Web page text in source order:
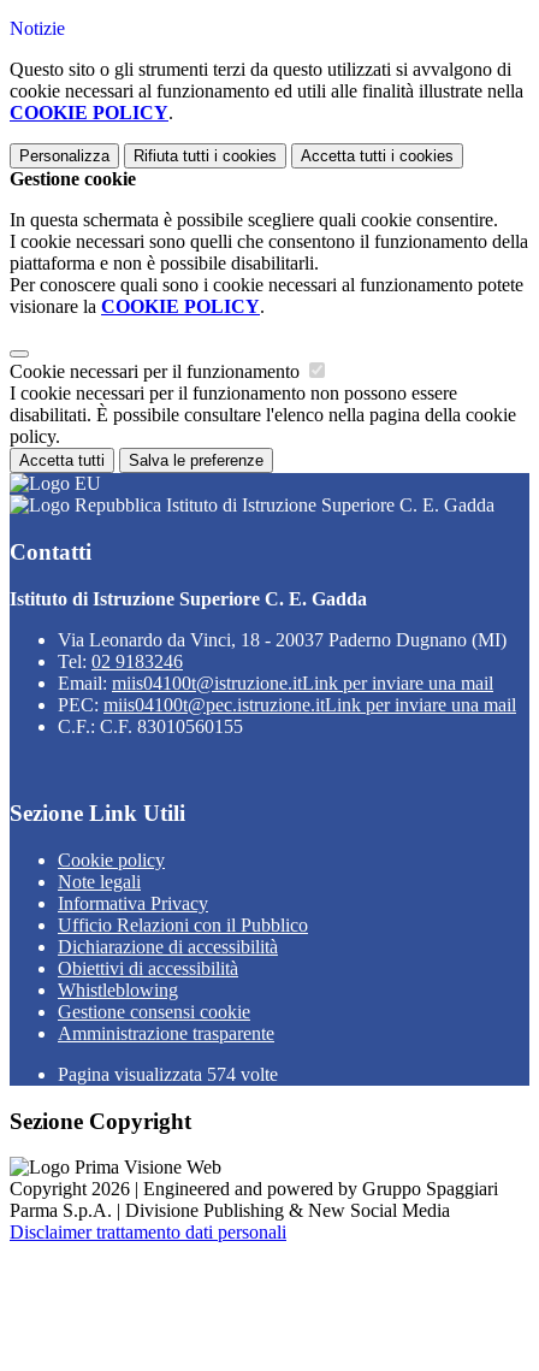
Notizie
Questo sito o gli strumenti terzi da questo utilizzati si avvalgono di
cookie necessari al funzionamento ed utili alle finalità illustrate nella
COOKIE POLICY.
Personalizza Rifiuta tutti i cookies Accetta tutti i cookies
Gestione cookie
In questa schermata è possibile scegliere quali cookie consentire.
I cookie necessari sono quelli che consentono il funzionamento della
piattaforma e non è possibile disabilitarli.
Per conoscere quali sono i cookie necessari al funzionamento potete
visionare la COOKIE POLICY.
Cookie necessari per il funzionamento
I cookie necessari per il funzionamento non possono essere
disabilitati. È possibile consultare l'elenco nella pagina della cookie
policy.
Accetta tutti Salva le preferenze
Istituto di Istruzione Superiore C. E. Gadda
Contatti
Istituto di Istruzione Superiore C. E. Gadda
Via Leonardo da Vinci, 18 - 20037 Paderno Dugnano (MI)
Tel: 02 9183246
Email: miis04100t@istruzione.itLink per inviare una mail
PEC: miis04100t@pec.istruzione.itLink per inviare una mail
C.F.: C.F. 83010560155
Sezione Link Utili
Cookie policy
Note legali
Informativa Privacy
Ufficio Relazioni con il Pubblico
Dichiarazione di accessibilità
Obiettivi di accessibilità
Whistleblowing
Gestione consensi cookie
Amministrazione trasparente
Pagina visualizzata 574 volte
Sezione Copyright
Copyright 2026 | Engineered and powered by Gruppo Spaggiari
Parma S.p.A. | Divisione Publishing & New Social Media
Disclaimer trattamento dati personali